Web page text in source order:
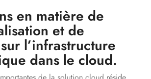
en matière de
et de
l’infrastructure
dans le cloud.